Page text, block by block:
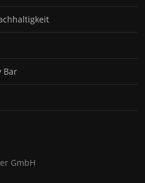
Bar
GmbH